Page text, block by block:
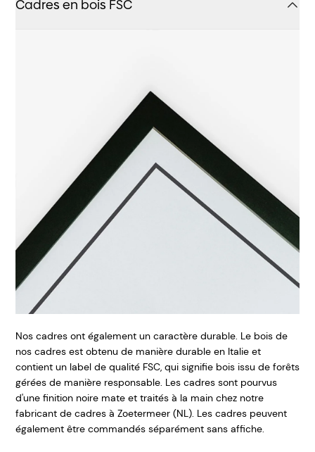
Cadres en bois FSC
Nos cadres ont également un caractère durable. Le bois de
nos cadres est obtenu de manière durable en Italie et
contient un label de qualité FSC, qui signifie bois issu de forêts
gérées de manière responsable. Les cadres sont pourvus
d'une finition noire mate et traités à la main chez notre
fabricant de cadres à Zoetermeer (NL). Les cadres peuvent
également être commandés séparément sans affiche.